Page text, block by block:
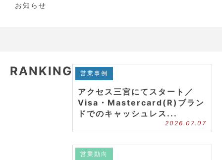
お知らせ
RANKING 営業事例
アクセス三宮にてスタート／
Visa・Mastercard(R)ブラン
ドでのキャッシュレス...
2026.07.07
営業動向